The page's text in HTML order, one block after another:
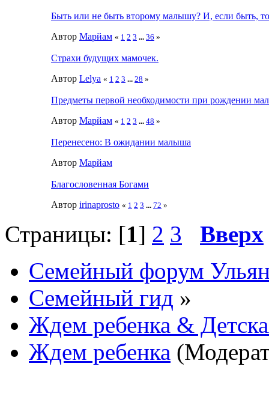
Быть или не быть второму малышу? И, если быть, то
Автор Марйам « 1 2 3 ... 36 »
Страхи будущих мамочек.
Автор Lelya « 1 2 3 ... 28 »
Предметы первой необходимости при рождении
Автор Марйам « 1 2 3 ... 48 »
Перенесено: В ожидании малыша
Автор Марйам
Благословенная Богами
Автор irinaprosto « 1 2 3 ... 72 »
Страницы: [1] 2 3
Вверх
Семейный форум
Семейный гид »
Ждем ребенка &
Ждем ребенка